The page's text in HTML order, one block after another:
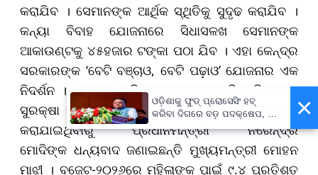
କରାଯିବ । ସେମାନଙ୍କ ଆର୍ଥିକ ସ୍ଥିତିକୁ ସୁଦୃଢ କରାଯିବ ।
କନ୍ୟା ବିବାହ ଯୋଜନାରେ ସିଧାସଳଖ ସେମାନଙ୍କ
ଆକାଉଣ୍ଟକୁ ୪୫ହଜାର ଟଙ୍କା ପଠା ଯିବ । ଏହା କେନ୍ଦ୍ର
ସରକାରଙ୍କ ‘ବେଟି ବଞ୍ଚାଓ, ବେଟି ପଢ଼ାଓ’ ଯୋଜନାର ଏକ
ନିଦର୍ଶନ । ଏହାଛଡ଼ା ଯୁନିୟନ ବଜେଟରେ ମହିଳା ବିକାଶ ଓ
ସୁରକ୍ଷା ପାଇଁ ୯ ଲକ୍ଷ କୋଟି ଟଙ୍କାର ବ୍ୟୟ ଅଟକଳ
କରାଯାଇଥିବାରୁ ପ୍ରଧାନମନ୍ତ୍ରୀ ନରେନ୍ଦ୍ର
ମୋଦିଙ୍କ ଧନ୍ୟବାଦ ଜଣାଇଛନ୍ତି ମୁଖ୍ୟମନ୍ତ୍ରୀ ମୋହନ
ମାଝୀ । ବଜେଟ-୨୦୨୬ରେ ମହିଳାଙ୍କ ପାଇଁ ୯.୪ ପ୍ରତିଶତ
×
ଓଡ଼ିଶାକୁ ଫୁଡ୍ ପ୍ରୋସେସିଂ ହବ୍
କରିବା ଦିଗରେ ବଡ଼ ପଦକ୍ଷେପ, ୪୨
ହଜାରରୁ ଅଧିକ ନିଯୁକ୍ତି ସୁଯୋଗ